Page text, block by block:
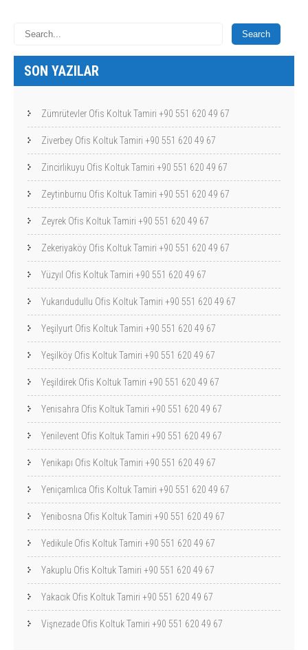
SON YAZILAR
Zümrütevler Ofis Koltuk Tamiri +90 551 620 49 67
Ziverbey Ofis Koltuk Tamiri +90 551 620 49 67
Zincirlikuyu Ofis Koltuk Tamiri +90 551 620 49 67
Zeytinburnu Ofis Koltuk Tamiri +90 551 620 49 67
Zeyrek Ofis Koltuk Tamiri +90 551 620 49 67
Zekeriyaköy Ofis Koltuk Tamiri +90 551 620 49 67
Yüzyıl Ofis Koltuk Tamiri +90 551 620 49 67
Yukarıdudullu Ofis Koltuk Tamiri +90 551 620 49 67
Yeşilyurt Ofis Koltuk Tamiri +90 551 620 49 67
Yeşilköy Ofis Koltuk Tamiri +90 551 620 49 67
Yeşildirek Ofis Koltuk Tamiri +90 551 620 49 67
Yenisahra Ofis Koltuk Tamiri +90 551 620 49 67
Yenilevent Ofis Koltuk Tamiri +90 551 620 49 67
Yenikapı Ofis Koltuk Tamiri +90 551 620 49 67
Yeniçamlıca Ofis Koltuk Tamiri +90 551 620 49 67
Yenibosna Ofis Koltuk Tamiri +90 551 620 49 67
Yedikule Ofis Koltuk Tamiri +90 551 620 49 67
Yakuplu Ofis Koltuk Tamiri +90 551 620 49 67
Yakacık Ofis Koltuk Tamiri +90 551 620 49 67
Vişnezade Ofis Koltuk Tamiri +90 551 620 49 67